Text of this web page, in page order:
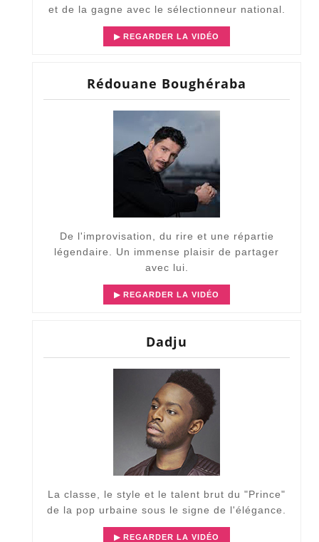
et de la gagne avec le sélectionneur national.
▶ REGARDER LA VIDÉO
Rédouane Boughéraba
De l'improvisation, du rire et une répartie
légendaire. Un immense plaisir de partager
avec lui.
▶ REGARDER LA VIDÉO
Dadju
La classe, le style et le talent brut du "Prince"
de la pop urbaine sous le signe de l'élégance.
▶ REGARDER LA VIDÉO